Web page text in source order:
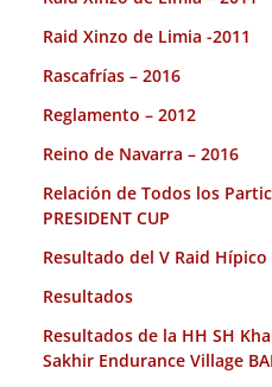
Raid Xinzo de Limia -2011
Rascafrías – 2016
Reglamento – 2012
Reino de Navarra – 2016
Relación de Todos los
PRESIDENT CUP
Resultado del V Raid Hípico
Resultados
Resultados de la HH SH
Sakhir Endurance Village